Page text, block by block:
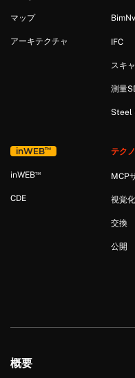
マップ
アーキテクチャ
BimNv
IFC
スキ
測量
Steel
inWEB™
inWEB™
CDE
テク
MCP
視覚化
交換
公開
概要